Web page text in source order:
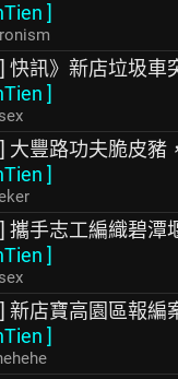
]
快訊》新店垃圾車
]
大豐路功夫脆皮豬
]
攜手志工編織碧潭
]
新店寶高園區報
]